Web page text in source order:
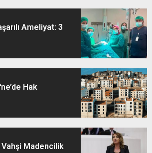
Ameliyat: 3
Hak
Vahşi Madencilik